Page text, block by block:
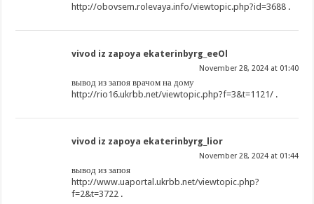
http://obovsem.rolevaya.info/viewtopic.php?id=3688 .
vivod iz zapoya ekaterinbyrg_eeOl
November 28, 2024 at 01:40
вывод из запоя врачом на дому
http://rio16.ukrbb.net/viewtopic.php?f=3&t=1121/ .
vivod iz zapoya ekaterinbyrg_lior
November 28, 2024 at 01:44
вывод из запоя
http://www.uaportal.ukrbb.net/viewtopic.php?
f=2&t=3722 .